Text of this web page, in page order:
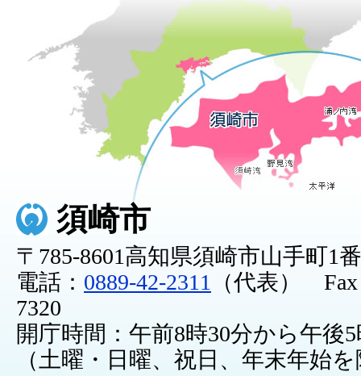
須崎市
〒785-8601高知県須崎市山手町1
電話： 0889-42-2311
（代表） Fax
7320
開庁時間：午前8時30分から午後
（土曜・日曜、祝日、年末年始